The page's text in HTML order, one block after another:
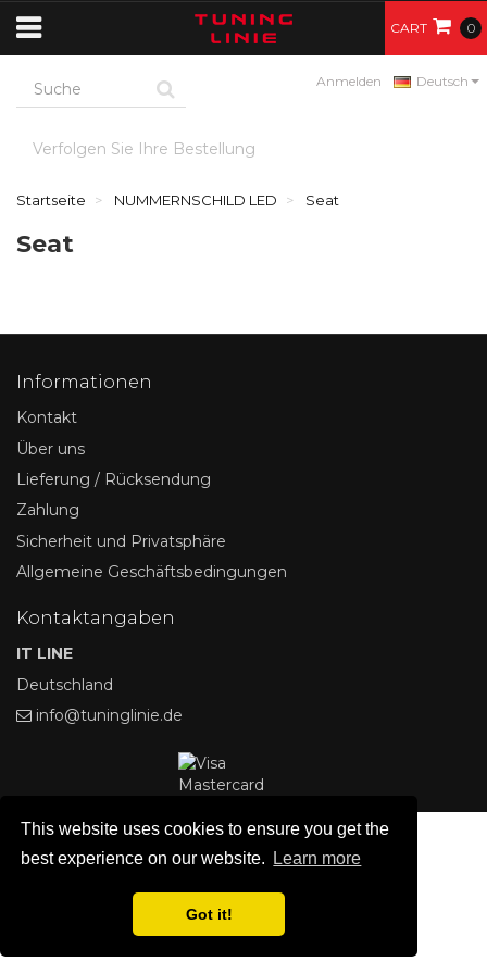
This website uses cookies to ensure you get the
best experience on our website.
Learn more
Got it!
Anmelden Deutsch
CART 0
Verfolgen Sie Ihre Bestellung
Startseite NUMMERNSCHILD LED Seat
Seat
Informationen
Kontakt
Über uns
Lieferung / Rücksendung
Zahlung
Sicherheit und Privatsphäre
Allgemeine Geschäftsbedingungen
Kontaktangaben
IT LINE
Deutschland
info@tuninglinie.de